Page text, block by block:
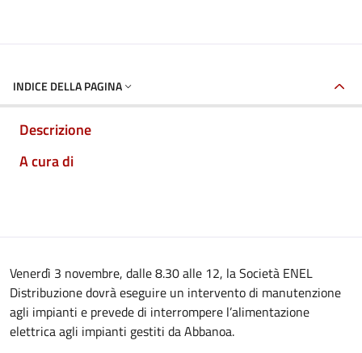
INDICE DELLA PAGINA
Descrizione
A cura di
Venerdì 3 novembre, dalle 8.30 alle 12, la Società ENEL
Distribuzione dovrà eseguire un intervento di manutenzione
agli impianti e prevede di interrompere l’alimentazione
elettrica agli impianti gestiti da Abbanoa.